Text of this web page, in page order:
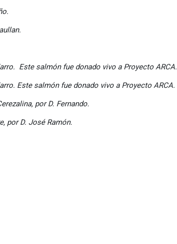
Este salmón fue donado vivo a Proyecto ARCA.
Este salmón fue donado vivo a Proyecto ARCA.
por D. Fernando.
por D. José Ramón.